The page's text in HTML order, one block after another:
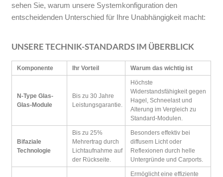
sehen Sie, warum unsere Systemkonfiguration den
entscheidenden Unterschied für Ihre Unabhängigkeit macht:
UNSERE TECHNIK-STANDARDS IM ÜBERBLICK
Komponente Ihr Vorteil Warum das wichtig ist
N-Type Glas-
Glas-Module
Bis zu 30 Jahre
Leistungsgarantie.
Höchste
Widerstandsfähigkeit gegen
Hagel, Schneelast und
Alterung im Vergleich zu
Standard-Modulen.
Bifaziale
Technologie
Bis zu 25%
Mehrertrag durch
Lichtaufnahme auf
der Rückseite.
Besonders effektiv bei
diffusem Licht oder
Reflexionen durch helle
Untergründe und Carports.
Ermöglicht eine effiziente